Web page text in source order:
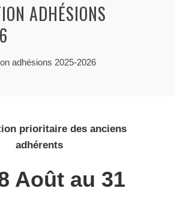
ADHÉSIONS
adhésions 2025-2026
prioritaire des anciens
adhérents
Août au 31